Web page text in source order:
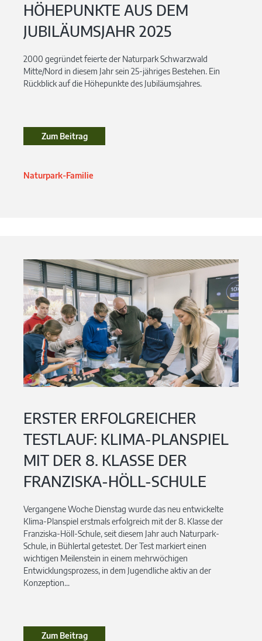
HÖHEPUNKTE AUS DEM
JUBILÄUMSJAHR 2025
2000 gegründet feierte der Naturpark Schwarzwald
Mitte/Nord in diesem Jahr sein 25-jähriges Bestehen. Ein
Rückblick auf die Höhepunkte des Jubiläumsjahres.
Zum BeitragZum Beitrag
Naturpark-Familie
ERSTER ERFOLGREICHER
TESTLAUF: KLIMA-PLANSPIEL
MIT DER 8. KLASSE DER
FRANZISKA-HÖLL-SCHULE
Vergangene Woche Dienstag wurde das neu entwickelte
Klima-Planspiel erstmals erfolgreich mit der 8. Klasse der
Franziska-Höll-Schule, seit diesem Jahr auch Naturpark-
Schule, in Bühlertal getestet. Der Test markiert einen
wichtigen Meilenstein in einem mehrwöchigen
Entwicklungsprozess, in dem Jugendliche aktiv an der
Konzeption...
Zum BeitragZum Beitrag